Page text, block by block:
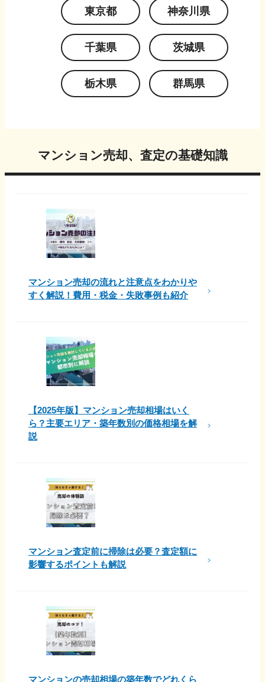
東京都 神奈川県
千葉県 茨城県
栃木県 群馬県
マンション売却、査定の基礎知識
マンション売却の流れと注意点をわかりや
すく解説！費用・税金・失敗事例も紹介
【2025年版】マンション売却相場はいく
ら？主要エリア・築年数別の価格相場を解
説
マンション査定前に掃除は必要？査定額に
影響するポイントも解説
マンションの売却相場の築年数でどれくら